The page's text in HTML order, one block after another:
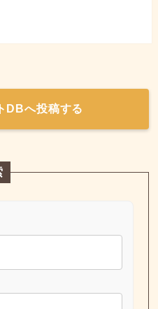
DBへ投稿する